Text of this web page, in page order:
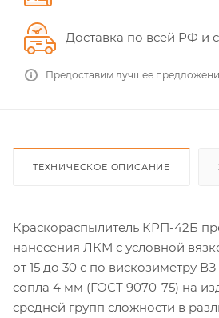
Доставка по всей РФ и
Предоставим лучшее
ТЕХНИЧЕСКОЕ ОПИСАНИЕ
Краскораспылитель КРП-42Б
нанесения ЛКМ с условной
от 15 до 30 с по вискозиметру
сопла 4 мм (ГОСТ 9070-75) на
средней групп сложности в